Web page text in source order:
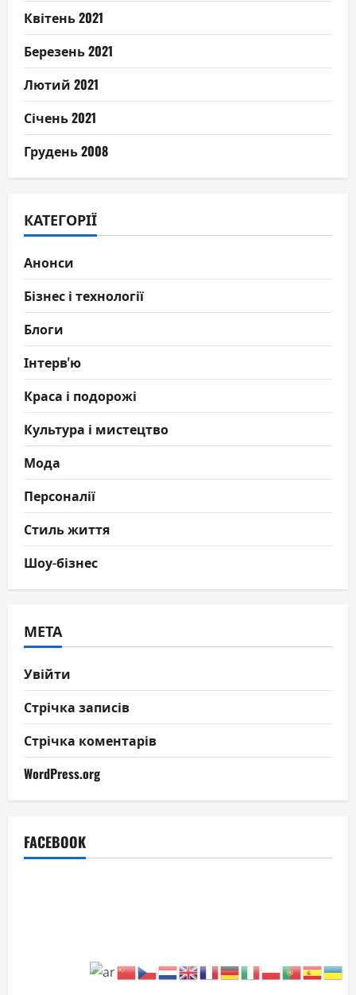
Квітень 2021
Березень 2021
Лютий 2021
Січень 2021
Грудень 2008
КАТЕГОРІЇ
Анонси
Бізнес і технології
Блоги
Інтерв'ю
Краса і подорожі
Культура і мистецтво
Мода
Персоналії
Стиль життя
Шоу-бізнес
МЕТА
Увійти
Стрічка записів
Стрічка коментарів
WordPress.org
FACEBOOK